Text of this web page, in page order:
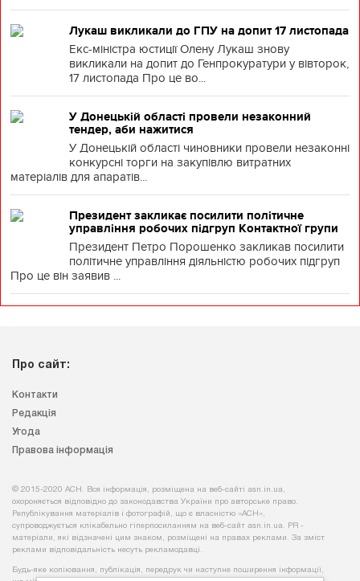
Лукаш викликали до ГПУ на допит 17 листопада
Екс-міністра юстиції Олену Лукаш знову
викликали на допит до Генпрокуратури у вівторок,
17 листопада Про це во...
У Донецькій області провели незаконний
тендер, аби нажитися
У Донецькій області чиновники провели незаконні
конкурсні торги на закупівлю витратних
матеріалів для апаратів...
Президент закликає посилити політичне
управління робочих підгруп Контактної групи
Президент Петро Порошенко закликав посилити
політичне управління діяльністю робочих підгруп
Про це він заявив ...
Про сайт:
Контакти
Редакція
Угода
Правова інформація
© 2015-2020 АСН. Вся інформація, розміщена на веб-сайті asn.in.ua,
охороняється відповідно до законодавства України про авторське право.
Републікування матеріалів і фотографій, що є власністю «АСН»,
супроводжується клікабельно гіперпосиланням на веб-сайт asn.іn.ua. PR -
матеріали, які відзначені цим знаком, розміщені на правах реклами. За зміст
реклами відповідальність несуть рекламодавці.
Будь-яке копiювання, публiкацiя, передрук чи наступне поширення iнформацiї,